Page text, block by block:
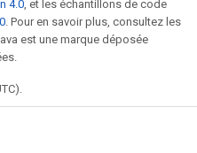
4.0 , et les échantillons de code
. Pour en savoir plus, consultez les
est une marque déposée